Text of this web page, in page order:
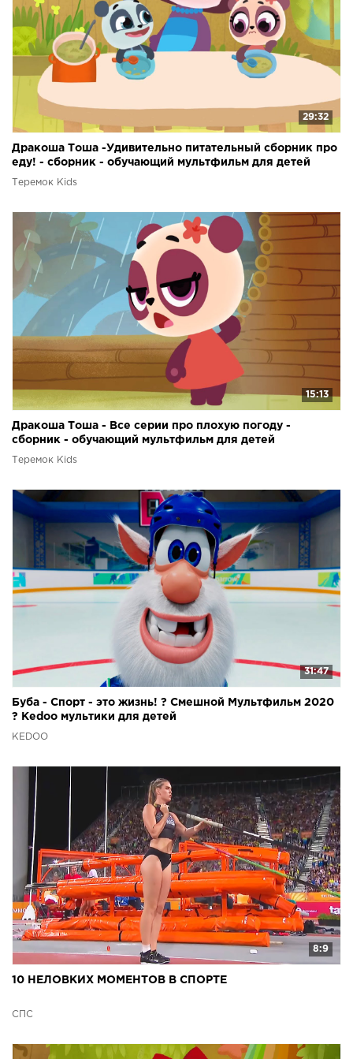
29:32
Дракоша Тоша -Удивительно питательный сборник про
еду! - сборник - обучающий мультфильм для детей
Теремок Kids
15:13
Дракоша Тоша - Все серии про плохую погоду -
сборник - обучающий мультфильм для детей
Теремок Kids
31:47
Буба - Спорт - это жизнь! ? Смешной Мультфильм 2020
? Kedoo мультики для детей
KEDOO
8:9
10 НЕЛОВКИХ МОМЕНТОВ В СПОРТЕ
СПС